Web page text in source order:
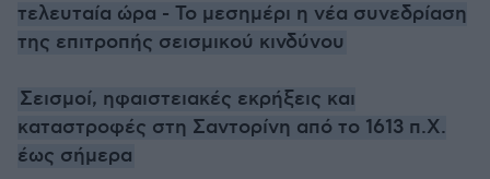
τελευταία ώρα - Το μεσημέρι η νέα συνεδρίαση
της επιτροπής σεισμικού κινδύνου
Σεισμοί, ηφαιστειακές εκρήξεις και
καταστροφές στη Σαντορίνη από το 1613 π.Χ.
έως σήμερα